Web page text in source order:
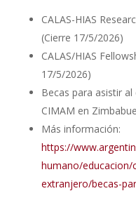
CALAS-HIAS
(Cierre 17/5/2026)
CALAS/HIAS
17/5/2026)
Becas para asistir
CIMAM en
Más información:
https://
humano/educacion/
extranjero/becas-